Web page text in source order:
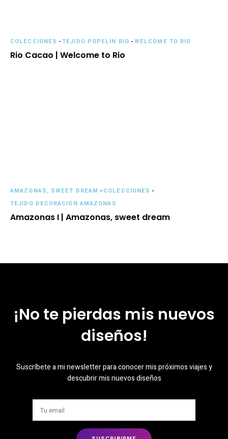
COLECCIONES -TEJIDO POPELÍN RIO -WELCOME TO RIO
Rio Cacao | Welcome to Rio
AMAZONAS, SWEET DREAM - COLECCIONES -
TEJIDO DECORACIÓN AMAZONAS
Amazonas I | Amazonas, sweet dream
¡No te pierdas mis nuevos
diseños!
Suscríbete a mi newsletter para conocer mis próximos viajes y
descubrir mis nuevos diseños